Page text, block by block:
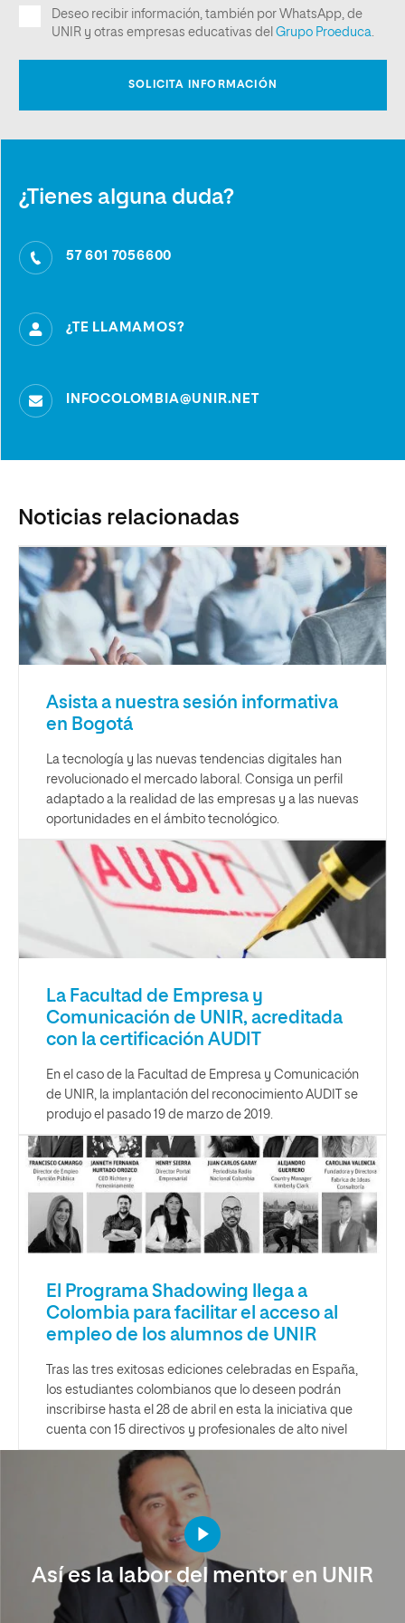
¿Tienes alguna duda?
57 601 7056600
¿TE LLAMAMOS?
INFOCOLOMBIA@UNIR.NET
Noticias relacionadas
Asista a nuestra sesión informativa
en Bogotá
La tecnología y las nuevas tendencias digitales han
revolucionado el mercado laboral. Consiga un perfil
adaptado a la realidad de las empresas y a las nuevas
oportunidades en el ámbito tecnológico.
La Facultad de Empresa y
Comunicación de UNIR, acreditada
con la certificación AUDIT
En el caso de la Facultad de Empresa y Comunicación
de UNIR, la implantación del reconocimiento AUDIT se
produjo el pasado 19 de marzo de 2019.
El Programa Shadowing llega a
Colombia para facilitar el acceso al
empleo de los alumnos de UNIR
Tras las tres exitosas ediciones celebradas en España,
los estudiantes colombianos que lo deseen podrán
inscribirse hasta el 28 de abril en esta la iniciativa que
cuenta con 15 directivos y profesionales de alto nivel
Así es la labor del mentor en UNIR